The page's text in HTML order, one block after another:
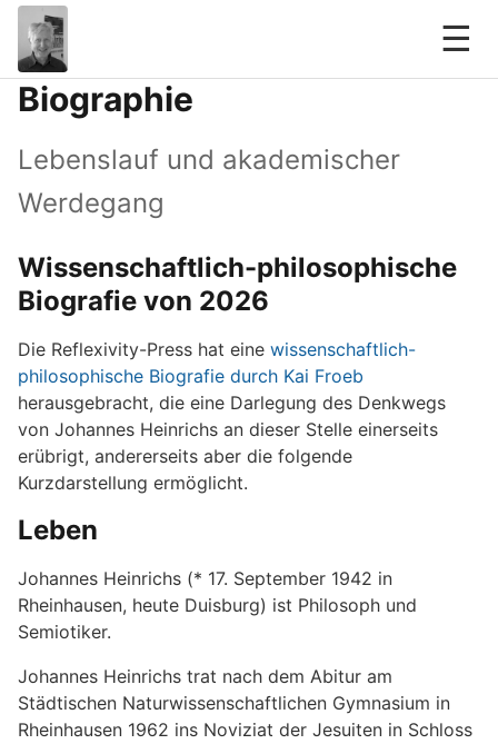
☰
Biographie
Lebenslauf und akademischer
Werdegang
Wissenschaftlich-philosophische
Biografie von 2026
Die Reflexivity-Press hat eine wissenschaftlich-
philosophische Biografie durch Kai Froeb
herausgebracht, die eine Darlegung des Denkwegs
von Johannes Heinrichs an dieser Stelle einerseits
erübrigt, andererseits aber die folgende
Kurzdarstellung ermöglicht.
Leben
Johannes Heinrichs (* 17. September 1942 in
Rheinhausen, heute Duisburg) ist Philosoph und
Semiotiker.
Johannes Heinrichs trat nach dem Abitur am
Städtischen Naturwissenschaftlichen Gymnasium in
Rheinhausen 1962 ins Noviziat der Jesuiten in Schloss